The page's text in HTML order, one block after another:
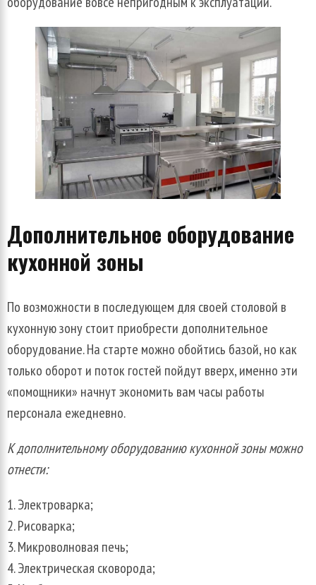
Дополнительное оборудование
кухонной зоны
По возможности в последующем для своей столовой в
кухонную зону стоит приобрести дополнительное
оборудование. На старте можно обойтись базой, но как
только оборот и поток гостей пойдут вверх, именно эти
«помощники» начнут экономить вам часы работы
персонала ежедневно.
К дополнительному оборудованию кухонной зоны можно
отнести:
Электроварка;
Рисоварка;
Микроволновая печь;
Электрическая сковорода;